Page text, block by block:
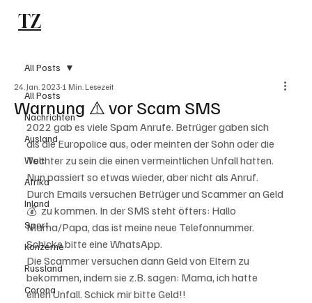
TZ
All Posts
Nachrichten
Ausland
Welt
Afrika
Inland
Sport
Konzerne
Russland
Corona
All Posts
Warnung ⚠️ vor Scam SMS
24. Jan. 2023 1 Min. Lesezeit
2022 gab es viele Spam Anrufe. Betrüger gaben sich
als die Europolice aus, oder meinten der Sohn oder die
Tochter zu sein die einen vermeintlichen Unfall hatten.
Nun passiert so etwas wieder, aber nicht als Anruf.
Durch Emails versuchen Betrüger und Scammer an Geld
💰  zu kommen. In der SMS steht öfters: Hallo
Mama/Papa, das ist meine neue Telefonnummer.
Schicke bitte eine WhatsApp.
Die Scammer versuchen dann Geld von Eltern zu
bekommen, indem sie z.B. sagen: Mama, ich hatte
einen Unfall. Schick mir bitte Geld!!